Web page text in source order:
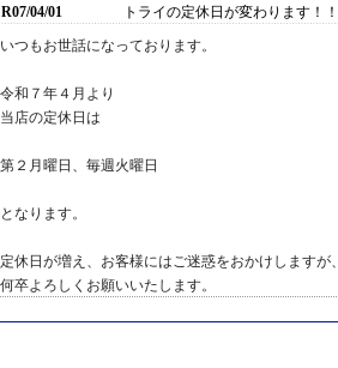
R07/04/01
トライの定休日が変わります！！
いつもお世話になっております。
令和７年４月より
当店の定休日は
第２月曜日、毎週火曜日
となります。
定休日が増え、お客様にはご迷惑をおかけしますが、
何卒よろしくお願いいたします。